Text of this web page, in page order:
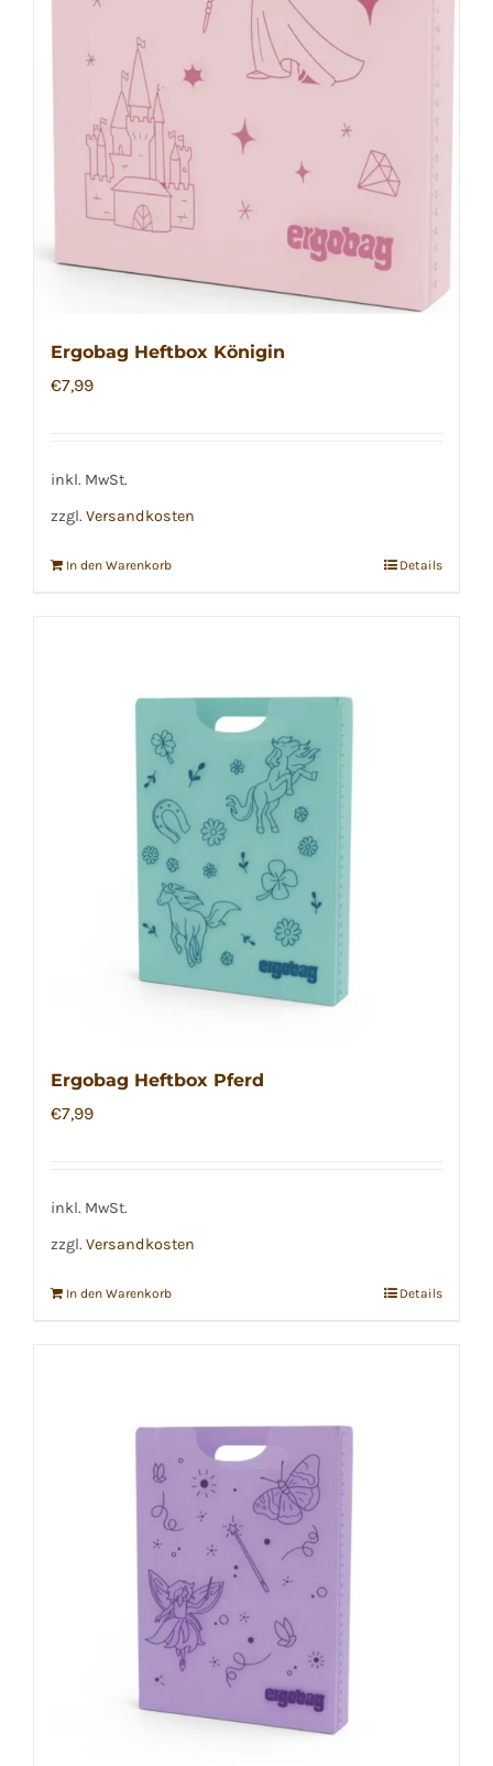
Ergobag Heftbox Königin
€7,99
inkl. MwSt.
zzgl. Versandkosten
In den Warenkorb Details
Ergobag Heftbox Pferd
€7,99
inkl. MwSt.
zzgl. Versandkosten
In den Warenkorb Details